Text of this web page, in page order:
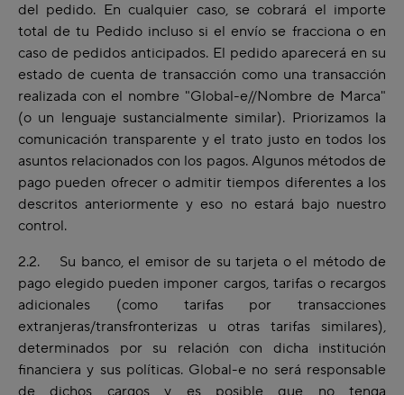
del pedido. En cualquier caso, se cobrará el importe
total de tu Pedido incluso si el envío se fracciona o en
caso de pedidos anticipados. El pedido aparecerá en su
estado de cuenta de transacción como una transacción
realizada con el nombre "Global-e//Nombre de Marca"
(o un lenguaje sustancialmente similar). Priorizamos la
comunicación transparente y el trato justo en todos los
asuntos relacionados con los pagos. Algunos métodos de
pago pueden ofrecer o admitir tiempos diferentes a los
descritos anteriormente y eso no estará bajo nuestro
control.
2.2. Su banco, el emisor de su tarjeta o el método de
pago elegido pueden imponer cargos, tarifas o recargos
adicionales (como tarifas por transacciones
extranjeras/transfronterizas u otras tarifas similares),
determinados por su relación con dicha institución
financiera y sus políticas. Global-e no será responsable
de dichos cargos y es posible que no tenga